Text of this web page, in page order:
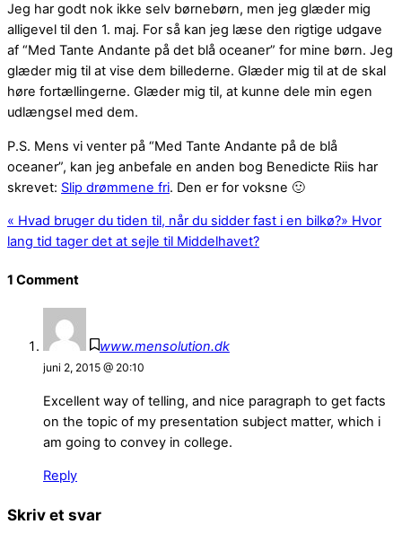
Jeg har godt nok ikke selv børnebørn, men jeg glæder mig
alligevel til den 1. maj. For så kan jeg læse den rigtige udgave
af “Med Tante Andante på det blå oceaner” for mine børn. Jeg
glæder mig til at vise dem billederne. Glæder mig til at de skal
høre fortællingerne. Glæder mig til, at kunne dele min egen
udlængsel med dem.
P.S. Mens vi venter på “Med Tante Andante på de blå
oceaner”, kan jeg anbefale en anden bog Benedicte Riis har
skrevet: Slip drømmene fri. Den er for voksne 🙂
« Hvad bruger du tiden til, når du sidder fast i en bilkø?» Hvor
lang tid tager det at sejle til Middelhavet?
1 Comment
www.mensolution.dk
juni 2, 2015 @ 20:10
Excellent way of telling, and nice paragraph to get facts
on the topic of my presentation subject matter, which i
am going to convey in college.
Reply
Skriv et svar